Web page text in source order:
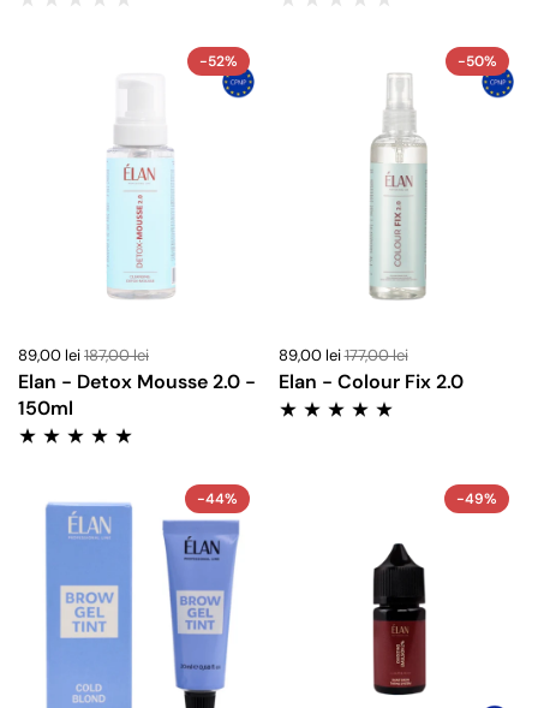
89,00 lei187,00 lei
Elan - Detox Mousse 2.0 -
150ml
-52%
89,00 lei177,00 lei
Elan - Colour Fix 2.0
-50%
-44% -49%